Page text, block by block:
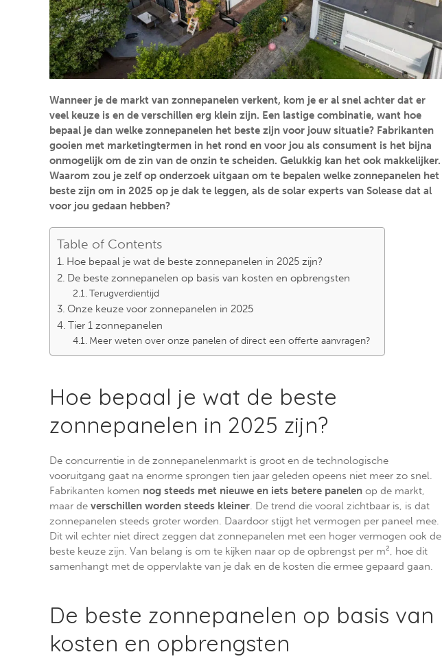
Wanneer je de markt van zonnepanelen verkent, kom je er al snel achter dat er
veel keuze is en de verschillen erg klein zijn. Een lastige combinatie, want hoe
bepaal je dan welke zonnepanelen het beste zijn voor jouw situatie? Fabrikanten
gooien met marketingtermen in het rond en voor jou als consument is het bijna
onmogelijk om de zin van de onzin te scheiden. Gelukkig kan het ook makkelijker.
Waarom zou je zelf op onderzoek uitgaan om te bepalen welke zonnepanelen het
beste zijn om in 2025 op je dak te leggen, als de solar experts van Solease dat al
voor jou gedaan hebben?
Table of Contents
Hoe bepaal je wat de beste zonnepanelen in 2025 zijn?
De beste zonnepanelen op basis van kosten en opbrengsten
Terugverdientijd
Onze keuze voor zonnepanelen in 2025
Tier 1 zonnepanelen
Meer weten over onze panelen of direct een offerte aanvragen?
Hoe bepaal je wat de beste
zonnepanelen in 2025 zijn?
De concurrentie in de zonnepanelenmarkt is groot en de technologische
vooruitgang gaat na enorme sprongen tien jaar geleden opeens niet meer zo snel.
Fabrikanten komen nog steeds met nieuwe en iets betere panelen op de markt,
maar de verschillen worden steeds kleiner . De trend die vooral zichtbaar is, is dat
zonnepanelen steeds groter worden. Daardoor stijgt het vermogen per paneel mee.
Dit wil echter niet direct zeggen dat zonnepanelen met een hoger vermogen ook de
beste keuze zijn. Van belang is om te kijken naar op de opbrengst per m², hoe dit
samenhangt met de oppervlakte van je dak en de kosten die ermee gepaard gaan.
De beste zonnepanelen op basis van
kosten en opbrengsten